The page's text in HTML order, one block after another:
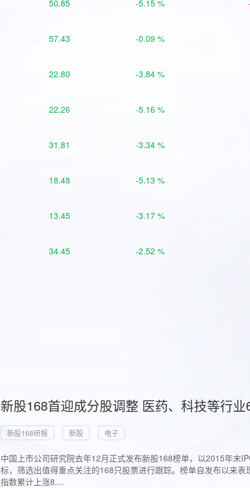
50.85 -5.15 %
57.43 -0.09 %
22.80 -3.84 %
22.26 -5.16 %
31.81 -3.34 %
18.48 -5.13 %
13.45 -3.17 %
34.45 -2.52 %
新股168首迎成分股调整 医药、科技等行业
新股168研报 新股 电子
中国上市公司研究院去年12月正式发布新股168榜单，以2015年末
标，筛选出值得重点关注的168只股票进行跟踪。榜单自发布以来
指数累计上涨8....